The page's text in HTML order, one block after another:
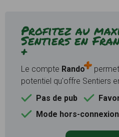
Profitez au
Sentiers en
+
Le compte Rando
potentiel qu'offre Sentiers
Pas de pub
Mode hors-connexion